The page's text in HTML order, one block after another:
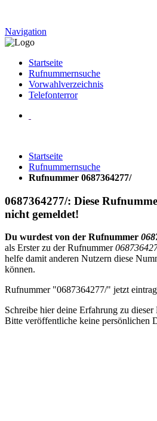
Navigation
Startseite
Rufnummernsuche
Vorwahlverzeichnis
Telefonterror
Startseite
Rufnummernsuche
Rufnummer 0687364277/
0687364277/: Diese
nicht gemeldet!
Du wurdest von der Rufnummer
als Erster zu der Rufnummer
helfe damit anderen Nutzern diese
können.
Rufnummer "0687364277/" jetzt
Schreibe hier deine Erfahrung zu
Bitte veröffentliche keine persönlichen